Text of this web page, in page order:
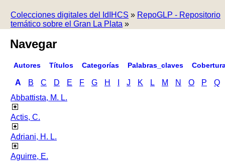
Colecciones digitales del IdIHCS » RepoGLP - Repositorio
temático sobre el Gran La Plata »
Navegar
Autores Títulos Categorías Palabras_claves
A B C D E F G H J K L M N O P
Q
Abbattista, M. L.
Actis, C.
Adriani, H. L.
Aguirre, E.